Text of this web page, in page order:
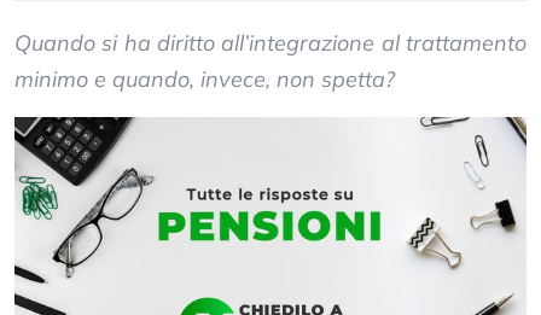
Quando si ha diritto all’integrazione al trattamento
minimo e quando, invece, non spetta?